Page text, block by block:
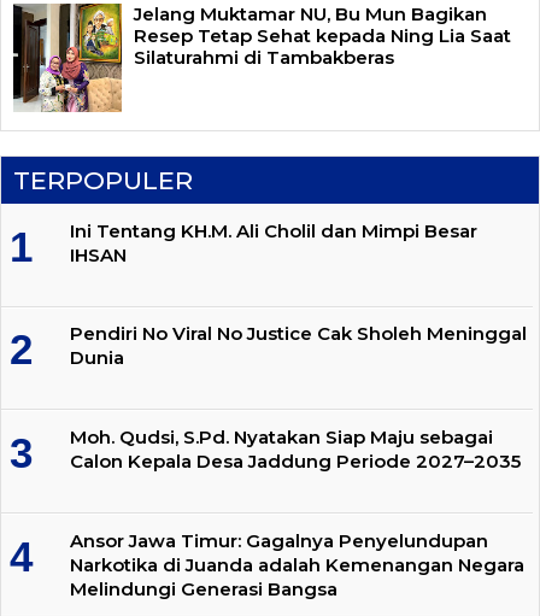
Jelang Muktamar NU, Bu Mun Bagikan
Resep Tetap Sehat kepada Ning Lia Saat
Silaturahmi di Tambakberas
TERPOPULER
Ini Tentang KH.M. Ali Cholil dan Mimpi Besar
IHSAN
Pendiri No Viral No Justice Cak Sholeh Meninggal
Dunia
Moh. Qudsi, S.Pd. Nyatakan Siap Maju sebagai
Calon Kepala Desa Jaddung Periode 2027–2035
Ansor Jawa Timur: Gagalnya Penyelundupan
Narkotika di Juanda adalah Kemenangan Negara
Melindungi Generasi Bangsa